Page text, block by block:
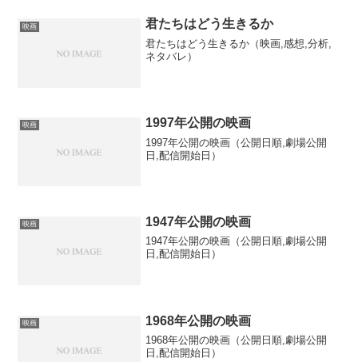
映画 君たちはどう生きるか
君たちはどう生きるか（映画,感想,分析,
ネタバレ）
映画 1997年公開の映画
1997年公開の映画（公開日順,劇場公開
日,配信開始日）
映画 1947年公開の映画
1947年公開の映画（公開日順,劇場公開
日,配信開始日）
映画 1968年公開の映画
1968年公開の映画（公開日順,劇場公開
日,配信開始日）